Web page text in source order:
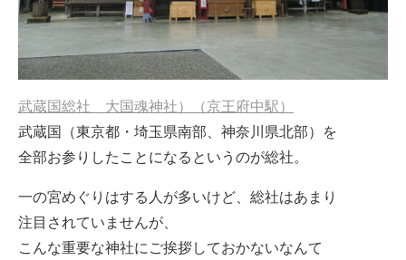
武蔵国総社 大国魂神社）（京王府中駅）
武蔵国（東京都・埼玉県南部、神奈川県北部）を
全部お参りしたことになるというのが総社。
一の宮めぐりはする人が多いけど、総社はあまり
注目されていませんが、
こんな重要な神社にご挨拶しておかないなんて